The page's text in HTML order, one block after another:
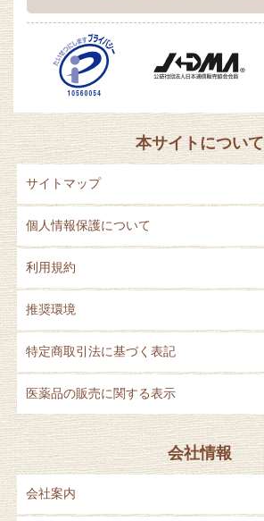
本サイトについて
サイトマップ
個人情報保護について
利用規約
推奨環境
特定商取引法に基づく表記
医薬品の販売に関する表示
会社情報
会社案内